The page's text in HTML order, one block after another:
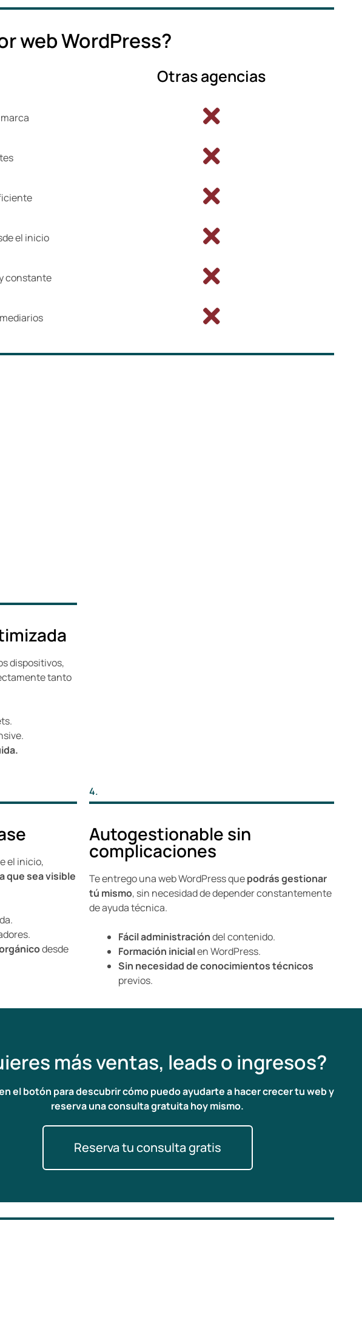
web WordPress?
Otras agencias
el inicio
constante
dispositivos,
tanto
el inicio,
que sea visible
desde
4.
Autogestionable sin
complicaciones
Te entrego una web WordPress quepodrás gestionar
tú mismo, sin necesidad de depender constantemente
de ayuda técnica.
Fácil administracióndel contenido.
Formación inicialen WordPress.
Sin necesidad de conocimientos técnicos
previos.
más ventas, leads o ingresos?
el botón para descubrir cómo puedo ayudarte a hacer crecer tu web y
reserva una consulta gratuita hoy mismo.
Reserva tu consulta gratis